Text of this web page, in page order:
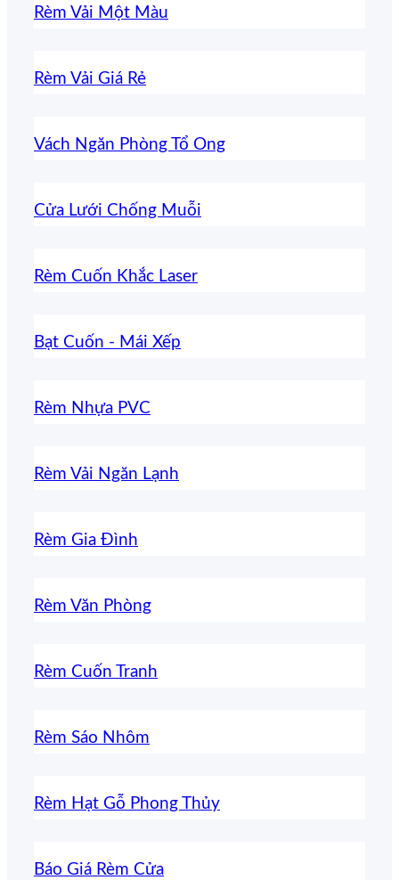
Rèm Vải Một Màu
Rèm Vải Giá Rẻ
Vách Ngăn Phòng Tổ Ong
Cửa Lưới Chống Muỗi
Rèm Cuốn Khắc Laser
Bạt Cuốn - Mái Xếp
Rèm Nhựa PVC
Rèm Vải Ngăn Lạnh
Rèm Gia Đình
Rèm Văn Phòng
Rèm Cuốn Tranh
Rèm Sáo Nhôm
Rèm Hạt Gỗ Phong Thủy
Báo Giá Rèm Cửa